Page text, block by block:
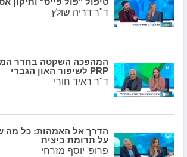
ד"ר דריה שולץ
המהפכה השקטה בחדר
PRP לשיפור האון הגברי
ד"ר ראיד חורי
הדרך אל האמהות: כל מה
על תרומת ביצית
פרופ' יוסף מזרחי